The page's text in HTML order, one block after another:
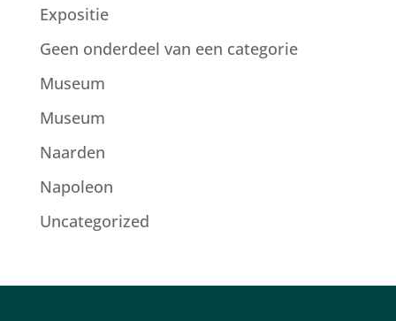
Expositie
Geen onderdeel van een categorie
Museum
Museum
Naarden
Napoleon
Uncategorized